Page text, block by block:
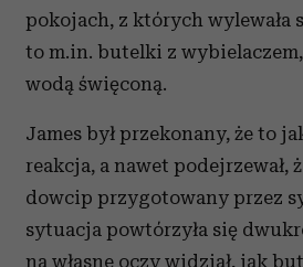
pokojach, z których wylewała
to m.in. butelki z
wodą święconą.
James był przekonany, że to
reakcja, a nawet podejrzewał,
dowcip przygotowany przez
sytuacja powtórzyła się
na własne oczy widział, jak